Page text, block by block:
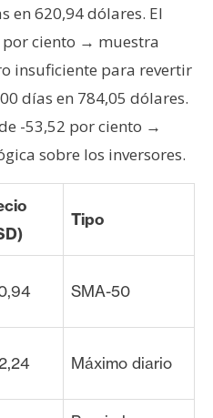
en 620,94 dólares. El
por ciento → muestra
insuficiente para revertir
días en 784,05 dólares.
-53,52 por ciento →
sobre los inversores.
Tipo
SMA-50
Máximo diario